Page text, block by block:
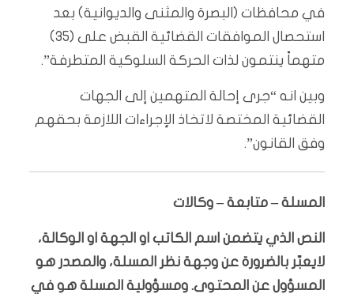
في محافظات (البصرة والمثنى والديوانية) بعد
استحصال الموافقات القضائية القبض على (35)
متهماً ينتمون لذات الحركة السلوكية المتطرفة”.
وبين انه “جرى إحالة المتهمين إلى الجهات
القضائية المختصة لاتخاذ الإجراءات اللازمة بحقهم
وفق القانون”.
المسلة – متابعة – وكالات
النص الذي يتضمن اسم الكاتب او الجهة او الوكالة،
لايعبّر بالضرورة عن وجهة نظر المسلة، والمصدر هو
المسؤول عن المحتوى. ومسؤولية المسلة هو في